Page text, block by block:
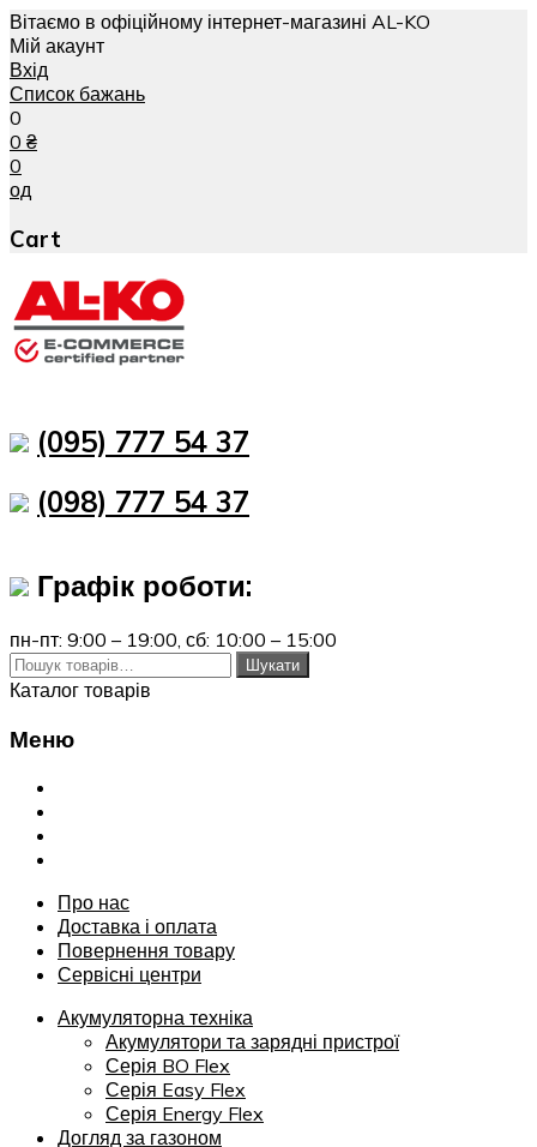
Вітаємо в офіційному інтернет-магазині AL-KO
Мій акаунт
Вхід
Список бажань
0
0 ₴
0
од
Cart
(095) 777 54 37
(098) 777 54 37
Графік роботи:
пн-пт: 9:00 – 19:00, сб: 10:00 – 15:00
Шукати:
Шукати
Каталог товарів
Меню
Переглянути
Про нас
Доставка і оплата
Повернення товару
Сервісні центри
Акумуляторна техніка
Акумулятори та зарядні пристрої
Серія BO Flex
Серія Easy Flex
Серія Energy Flex
Догляд за газоном